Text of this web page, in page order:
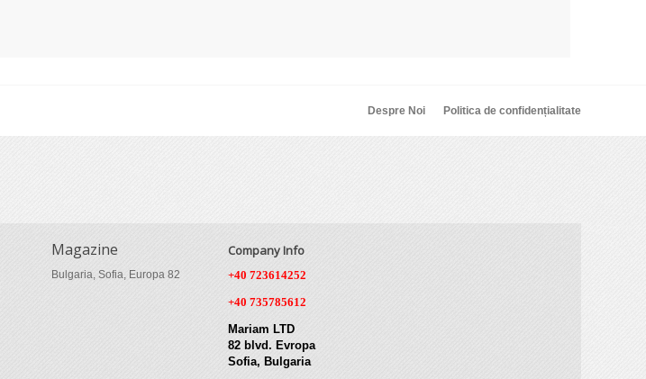
Despre Noi Politica de confidențialitate
Magazine
Bulgaria, Sofia, Europa 82
Company Info
+40 723614252
+40 735785612
Mariam LTD
82 blvd. Evropa
Sofia, Bulgaria